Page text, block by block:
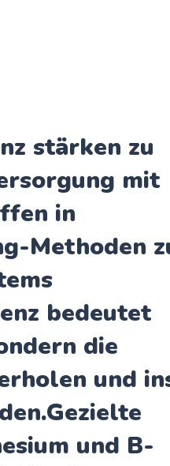
stärken zu
mit
in
Methoden
bedeutet
die
und
und B-